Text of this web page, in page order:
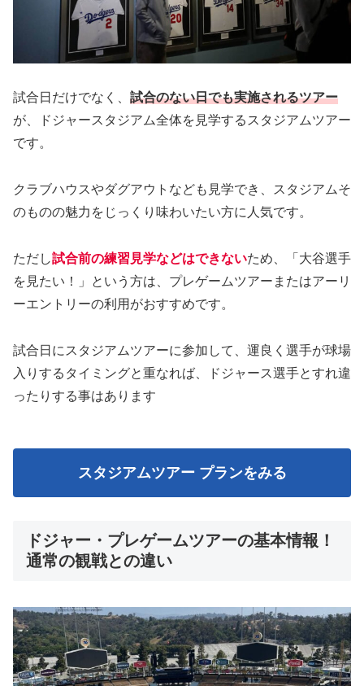
試合日だけでなく、 試合のない日でも実施されるツアー
が、ドジャースタジアム全体を見学するスタジアムツアー
です。
クラブハウスやダグアウトなども見学でき、スタジアムそ
のものの魅力をじっくり味わいたい方に人気です。
ただし試合前の練習見学などはできないため、「大谷選手
を見たい！」という方は、プレゲームツアーまたはアーリ
ーエントリーの利用がおすすめです。
試合日にスタジアムツアーに参加して、運良く選手が球場
入りするタイミングと重なれば、ドジャース選手とすれ違
ったりする事はあります
スタジアムツアー プランをみる
ドジャー・プレゲームツアーの基本情報！
通常の観戦との違い